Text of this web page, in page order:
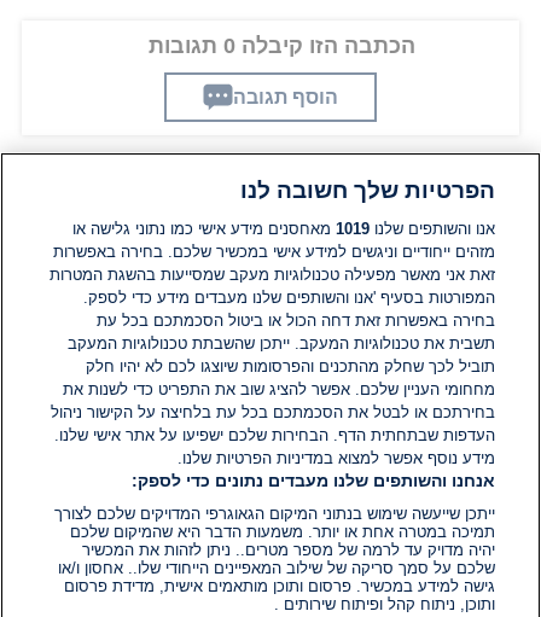
הכתבה הזו קיבלה 0 תגובות
הוסף תגובה
תגובות
אין עדיין תגובות. היה הראשון להגיב
הוסף תגובה
הפרטיות שלך חשובה לנו
אנו והשותפים שלנו1019 מאחסנים מידע אישי כמו נתוני גלישה או
מזהים ייחודיים וניגשים למידע אישי במכשיר שלכם. בחירה באפשרות
זאת אני מאשר מפעילה טכנולוגיות מעקב שמסייעות בהשגת המטרות
המפורטות בסעיף 'אנו והשותפים שלנו מעבדים מידע כדי לספק.
בחירה באפשרות זאת דחה הכול או ביטול הסכמתכם בכל עת
תשבית את טכנולוגיות המעקב. ייתכן שהשבתת טכנולוגיות המעקב
תוביל לכך שחלק מהתכנים והפרסומות שיוצגו לכם לא יהיו חלק
מחחומי העניין שלכם. אפשר להציג שוב את התפריט כדי לשנות את
בחירתכם או לבטל את הסכמתכם בכל עת בלחיצה על הקישור ניהול
העדפות שבתחתית הדף. הבחירות שלכם ישפיעו על אתר אישי שלנו.
מידע נוסף אפשר למצוא במדיניות הפרטיות שלנו.
אנחנו והשותפים שלנו מעבדים נתונים כדי לספק:
ייתכן שייעשה שימוש בנתוני המיקום הגאוגרפי המדויקים שלכם לצורך
תמיכה במטרה אחת או יותר. משמעות הדבר היא שהמיקום שלכם
יהיה מדויק עד לרמה של מספר מטרים.. ניתן לזהות את המכשיר
שלכם על סמך סריקה של שילוב המאפיינים הייחודי שלו.. אחסון ו/או
גישה למידע במכשיר. פרסום ותוכן מותאמים אישית, מדידת פרסום
ותוכן, ניתוח קהל ופיתוח שירותים .